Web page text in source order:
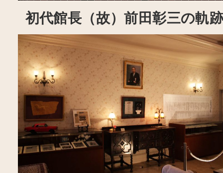
初代館長（故）前田彰三の軌